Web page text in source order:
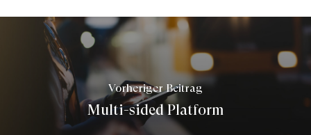
Vorheriger Beitrag
Multi-sided Platform